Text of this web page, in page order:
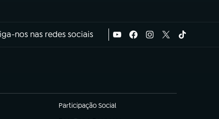
nos nas redes sociais
Participação Social
(abre em nova aba)